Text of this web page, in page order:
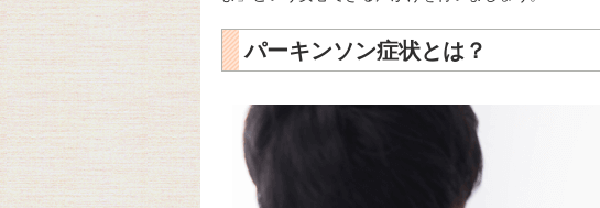
パーキンソン症状とは？